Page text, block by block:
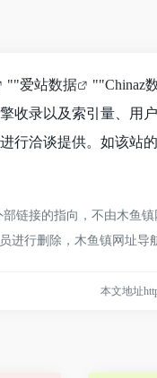
""爱站数据 ""Chinaz
收录以及索引量、用
行洽谈提供。如该站
链接的指向，不由木鱼
行删除，木鱼镇网址导
本文地址